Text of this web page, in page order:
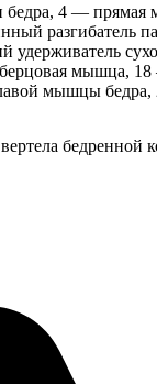
4 —
разгибатель
удерживатель
мышца,
мышцы
бедренной